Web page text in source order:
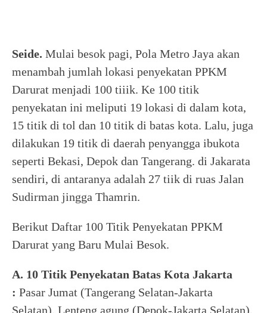
Seide. Mulai besok pagi, Pola Metro Jaya akan
menambah jumlah lokasi penyekatan PPKM
Darurat menjadi 100 tiiik. Ke 100 titik
penyekatan ini meliputi 19 lokasi di dalam kota,
15 titik di tol dan 10 titik di batas kota. Lalu, juga
dilakukan 19 titik di daerah penyangga ibukota
seperti Bekasi, Depok dan Tangerang. di Jakarata
sendiri, di antaranya adalah 27 tiik di ruas Jalan
Sudirman jingga Thamrin.
Berikut Daftar 100 Titik Penyekatan PPKM
Darurat yang Baru Mulai Besok.
A. 10 Titik Penyekatan Batas Kota Jakarta
: Pasar Jumat (Tangerang Selatan-Jakarta
Selatan), Lenteng agung (Depok-Jakarta Selatan),